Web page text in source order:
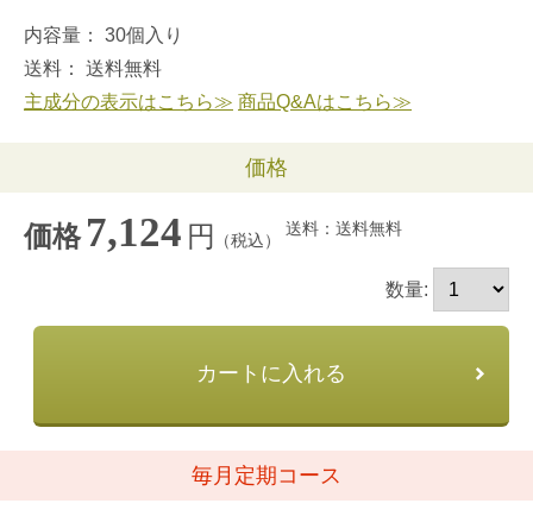
内容量： 30個入り
送料： 送料無料
主成分の表示はこちら≫ 商品Q&Aはこちら≫
価格
価格 7,124 円 （税込）
送料：送料無料
数量:
カートに入れる
毎月定期コース